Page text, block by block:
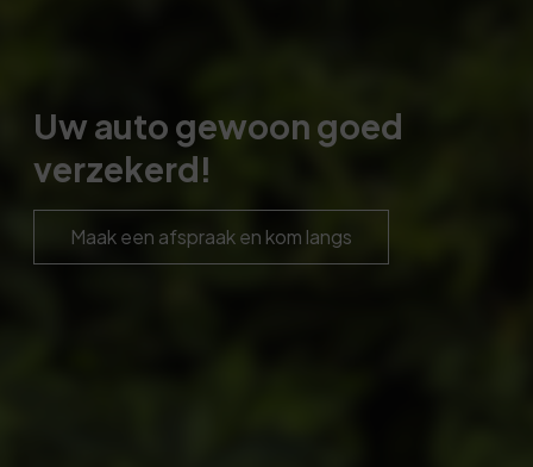
Uw auto gewoon goed
verzekerd!
Maak een afspraak en kom langs